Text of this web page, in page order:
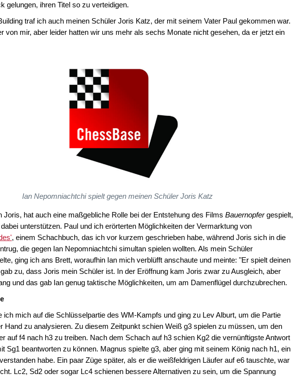
gelungen, ihren Titel so zu verteidigen.
traf ich auch meinen Schüler Joris Katz, der mit seinem Vater Paul gekommen war.
von mir, aber leider hatten wir uns mehr als sechs Monate nicht gesehen, da er jetzt ein
Ian Nepomniachtchi spielt gegen meinen Schüler Joris Katz
Joris, hat auch eine maßgebliche Rolle bei der Entstehung des Films Bauernopfergespielt,
unterstützen. Paul und ich erörterten Möglichkeiten der Vermarktung von
, einem Schachbuch, das ich vor kurzem geschrieben habe, während Joris sich in die
die gegen Ian Nepomniachtchi simultan spielen wollten. Als mein Schüler
ging ich ans Brett, woraufhin Ian mich verblüfft anschaute und meinte: "Er spielt deinen
zu, dass Joris mein Schüler ist. In der Eröffnung kam Joris zwar zu Ausgleich, aber
und das gab Ian genug taktische Möglichkeiten, um am Damenflügel durchzubrechen.
ich mich auf die Schlüsselpartie des WM-Kampfs und ging zu Lev Alburt, um die Partie
Hand zu analysieren. Zu diesem Zeitpunkt schien Weiß g3 spielen zu müssen, um den
auf f4 nach h3 zu treiben. Nach dem Schach auf h3 schien Kg2 die vernünftigste Antwort
Sg1 beantworten zu können. Magnus spielte g3, aber ging mit seinem König nach h1, ein
habe. Ein paar Züge später, als er die weißfeldrigen Läufer auf e6 tauschte, war
Lc2, Sd2 oder sogar Lc4 schienen bessere Alternativen zu sein, um die Spannung